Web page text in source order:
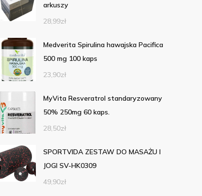
arkuszy
28,99zł
Medverita Spirulina hawajska Pacifica
500 mg 100 kaps
23,90zł
MyVita Resveratrol standaryzowany
50% 250mg 60 kaps.
28,50zł
SPORTVIDA ZESTAW DO MASAŻU I
JOGI SV-HK0309
49,90zł